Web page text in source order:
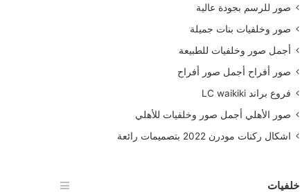
صور للرسم بجودة عالية
صور وخلفيات بنات جميلة
أجمل صور وخلفيات للطبيعة
صور أفراح أجمل صور أفراح
فروع براند LC waikiki
صور الأهلي أجمل صور وخلفيات للأهلي
اشكال ركنات مودرن 2022 بتصميمات رائعة
خلفيات